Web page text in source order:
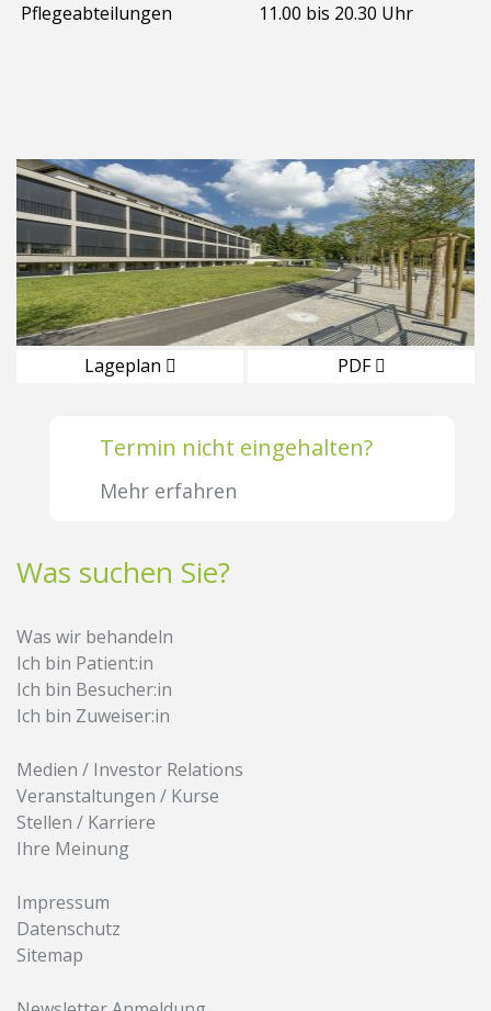
Pflegeabteilungen
11.00 bis 20.30 Uhr
Lageplan PDF
Termin nicht eingehalten?
Mehr erfahren
Was suchen Sie?
Was wir behandeln
Ich bin Patient:in
Ich bin Besucher:in
Ich bin Zuweiser:in
Medien / Investor Relations
Veranstaltungen / Kurse
Stellen / Karriere
Ihre Meinung
Impressum
Datenschutz
Sitemap